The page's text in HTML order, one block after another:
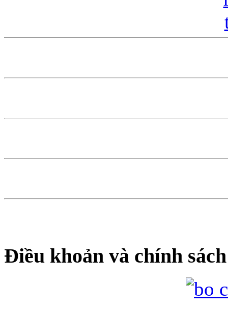
Điều khoản và chính sách